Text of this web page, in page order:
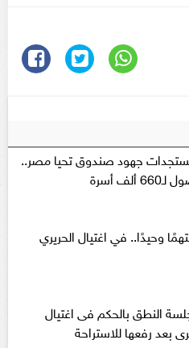
جهود صندوق تحيا مصر..
ألف أسرة
وحيدًا.. في اغتيال الحريري
النطق بالحكم فى اغتيال
بعد رفعها للاستراحة